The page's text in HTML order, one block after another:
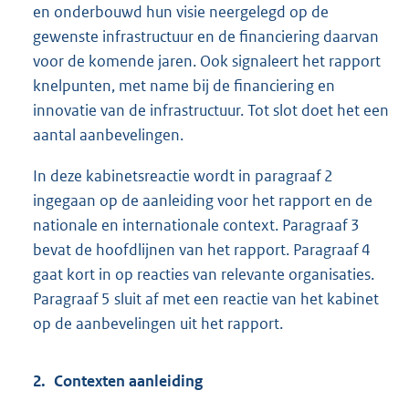
en onderbouwd hun visie neergelegd op de
gewenste infrastructuur en de financiering daarvan
voor de komende jaren. Ook signaleert het rapport
knelpunten, met name bij de financiering en
innovatie van de infrastructuur. Tot slot doet het een
aantal aanbevelingen.
In deze kabinetsreactie wordt in paragraaf 2
ingegaan op de aanleiding voor het rapport en de
nationale en internationale context. Paragraaf 3
bevat de hoofdlijnen van het rapport. Paragraaf 4
gaat kort in op reacties van relevante organisaties.
Paragraaf 5 sluit af met een reactie van het kabinet
op de aanbevelingen uit het rapport.
2. Contexten aanleiding